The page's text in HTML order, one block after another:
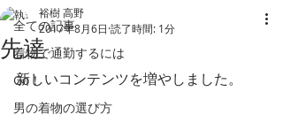
全ての記事
着物で通勤するには
Go！
男の着物の選び方
先達
裕樹 高野
2017年8月6日 読了時間: 1分
新しいコンテンツを増やしました。